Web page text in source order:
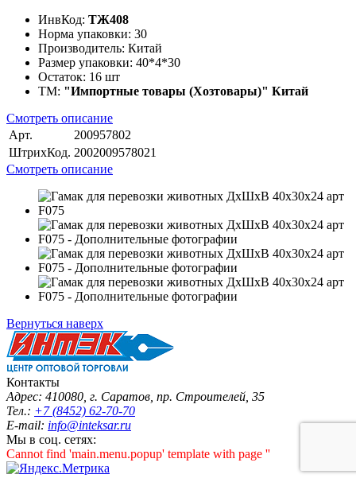
ИнвКод: ТЖ408
Норма упаковки: 30
Производитель: Китай
Размер упаковки: 40*4*30
Остаток: 16 шт
ТМ: "Импортные товары (Хозтовары)" Китай
Смотреть описание
Арт.
200957802
ШтрихКод. 2002009578021
Смотреть описание
Вернуться наверх
Контакты
Адрес: 410080, г. Саратов, пр. Строителей, 35
Тел.: +7 (8452) 62-70-70
E-mail: info@inteksar.ru
Мы в соц. сетях:
Cannot find 'main.menu.popup' template with page ''